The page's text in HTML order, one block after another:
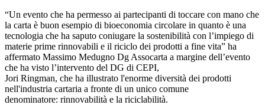
“Un evento che ha permesso ai partecipanti di toccare con mano che
la carta è buon esempio di bioeconomia circolare in quanto è una
tecnologia che ha saputo coniugare la sostenibilità con l’impiego di
materie prime rinnovabili e il riciclo dei prodotti a fine vita” ha
affermato Massimo Medugno Dg Assocarta a margine dell’evento
che ha visto l’intervento del DG di CEPI,
Jori Ringman, che ha illustrato l'enorme diversità dei prodotti
nell'industria cartaria a fronte di un unico comune
denominatore: rinnovabilità e la riciclabilità.